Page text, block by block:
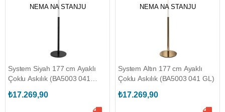
NEMA NA STANJU
System Siyah 177 cm Ayaklı
Çoklu Askılık (BA5003 041
₺17.269,90
NEMA NA STANJU
System Altın 177 cm Ayaklı
Çoklu Askılık (BA5003 041 GL)
₺17.269,90